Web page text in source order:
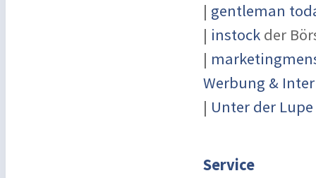
| gentleman
| instock der
|
Werbung &
| Unter der Lupe
Service